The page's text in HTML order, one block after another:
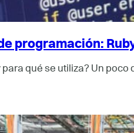
programación:
para qué se utiliza? Un